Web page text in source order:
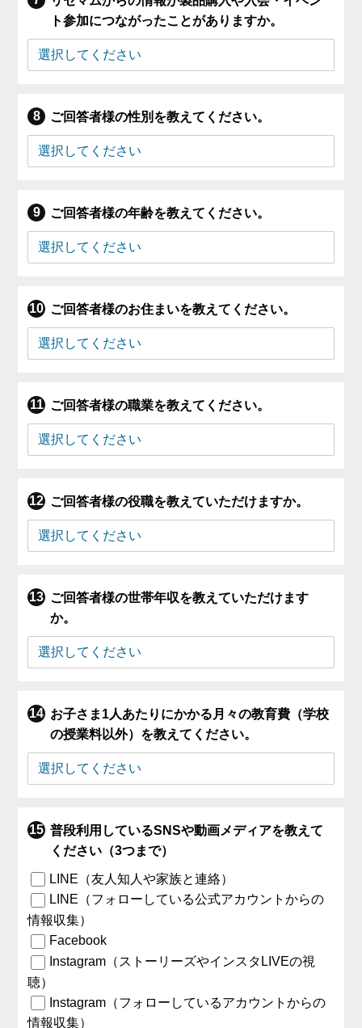
ト参加につながったことがありますか。
ご回答者様の性別を教えてください。
ご回答者様の年齢を教えてください。
ご回答者様のお住まいを教えてください。
ご回答者様の職業を教えてください。
ご回答者様の役職を教えていただけますか。
ご回答者様の世帯年収を教えていただけます
か。
お子さま1人あたりにかかる月々の教育費（学校
の授業料以外）を教えてください。
普段利用しているSNSや動画メディアを教えて
ください（3つまで）
LINE（友人知人や家族と連絡）
LINE（フォローしている公式アカウントからの
情報収集）
Facebook
Instagram（ストーリーズやインスタLIVEの視
聴）
Instagram（フォローしているアカウントからの
情報収集）